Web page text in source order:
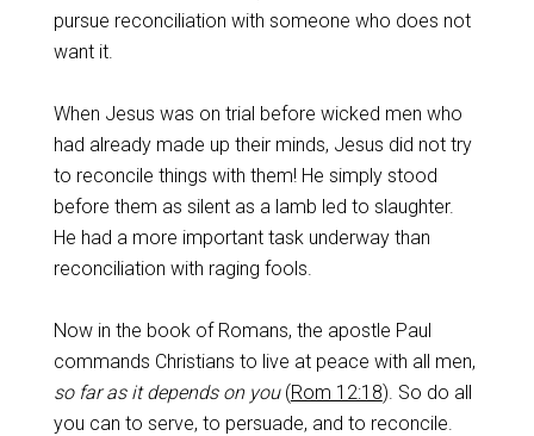
pursue reconciliation with someone who does not
want it.
‌When Jesus was on trial before wicked men who
had already made up their minds, Jesus did not try
to reconcile things with them!‌ He simply stood
before them as silent as a lamb led to slaughter.
He had a more important task underway than
reconciliation with raging fools.
‌Now in the book of Romans, the apostle Paul
commands Christians to live at peace with all men,
so far as it depends on you(Rom 12:18). So do all
you can to serve, to persuade, and to reconcile.